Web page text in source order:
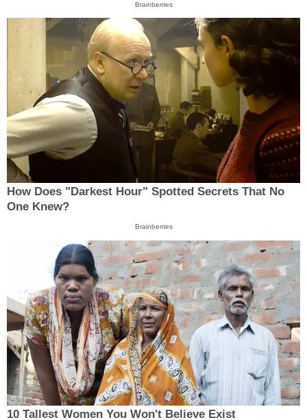
Brainberries
How Does "Darkest Hour" Spotted Secrets That No
One Knew?
Brainberries
10 Tallest Women You Won't Believe Exist